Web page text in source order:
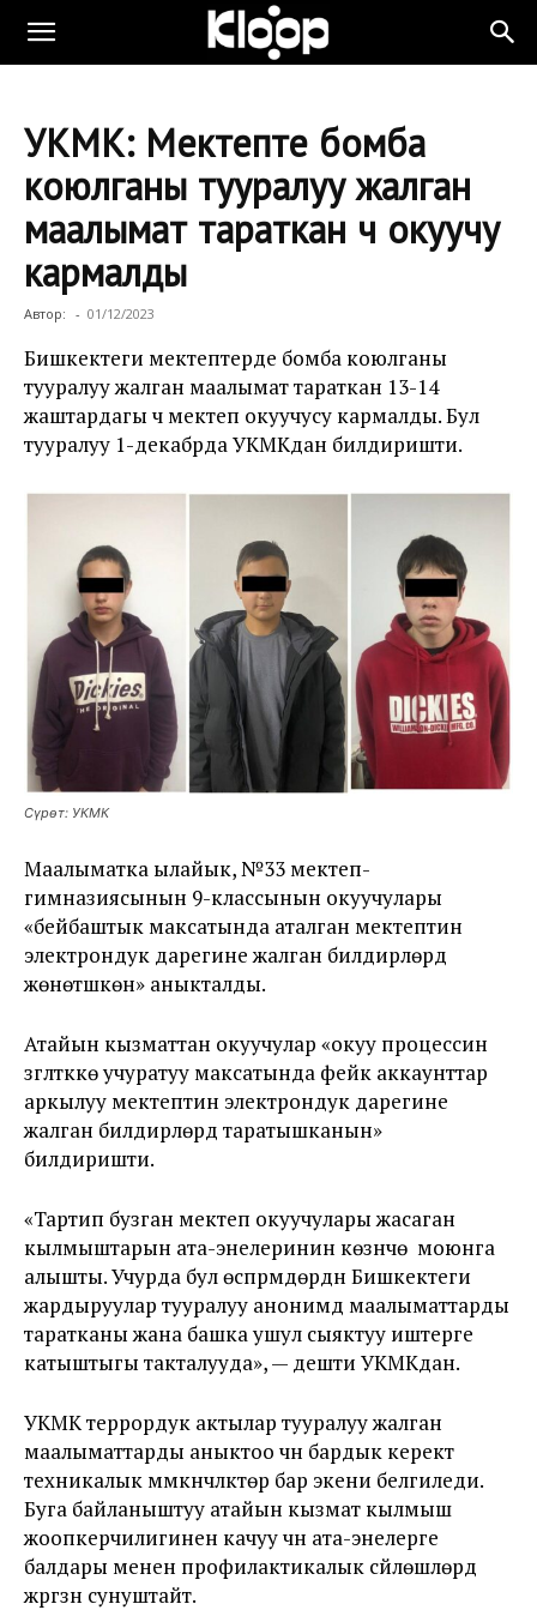
УКМК: Мектепте бомба
коюлганы тууралуу жалган
маалымат тараткан үч окуучу
кармалды
Автор: - 01/12/2023
Бишкектеги мектептерде бомба коюлганы
тууралуу жалган маалымат тараткан 13-14
жаштардагы үч мектеп окуучусу кармалды. Бул
тууралуу 1-декабрда УКМКдан билдиришти.
Сүрөт: УКМК
Маалыматка ылайык, №33 мектеп-
гимназиясынын 9-классынын окуучулары
«бейбаштык максатында аталган мектептин
электрондук дарегине жалган билдирүүлөрдү
жөнөтүшкөнү» аныкталды.
Атайын кызматтан окуучулар «окуу процессин
үзгүлтүккө учуратуу максатында фейк аккаунттар
аркылуу мектептин электрондук дарегине
жалган билдирүүлөрдү таратышканын»
билдиришти.
«Тартип бузган мектеп окуучулары жасаган
кылмыштарын ата-энелеринин көзүнчө моюнга
алышты. Учурда бул өспүрүмдөрдүн Бишкектеги
жардыруулар тууралуу анонимдүү маалыматтарды
таратканы жана башка ушул сыяктуу иштерге
катыштыгы такталууда», — дешти УКМКдан.
УКМК террордук актылар тууралуу жалган
маалыматтарды аныктоо үчүн бардык керектүү
техникалык мүмкүнчүлүктөр бар экени белгиледи.
Буга байланыштуу атайын кызмат кылмыш
жоопкерчилигинен качуу үчүн ата-энелерге
балдары менен профилактикалык сүйлөшүүлөрдү
жүргүзүүнү сунуштайт.